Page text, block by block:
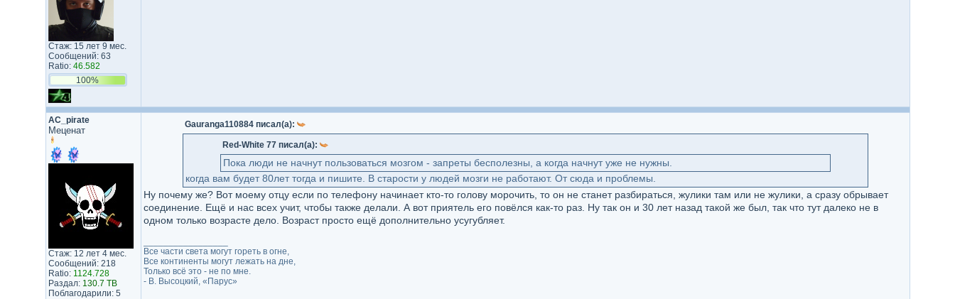
Стаж: 15 лет 9 мес.
Сообщений: 63
Ratio: 46.582
100%
AC_pirate
Меценат
Стаж: 12 лет 4 мес.
Сообщений: 218
Ratio: 1124.728
Раздал: 130.7 TB
Поблагодарили: 5
Gauranga110884 писал(а):
Red-White 77 писал(а):
Пока люди не начнут пользоваться мозгом - запреты бесполезны, а когда начнут уже не нужны.
когда вам будет 80лет тогда и пишите. В старости у людей мозги не работают. От сюда и проблемы.
Ну почему же? Вот моему отцу если по телефону начинает кто-то голову морочить, то он не станет разбираться, жулики там или не жулики, а сразу обрывает
соединение. Ещё и нас всех учит, чтобы также делали. А вот приятель его повёлся как-то раз. Ну так он и 30 лет назад такой же был, так что тут далеко не в
одном только возрасте дело. Возраст просто ещё дополнительно усугубляет.
Все части света могут гореть в огне,
Все континенты могут лежать на дне,
Только всё это - не по мне.
- В. Высоцкий, «Парус»